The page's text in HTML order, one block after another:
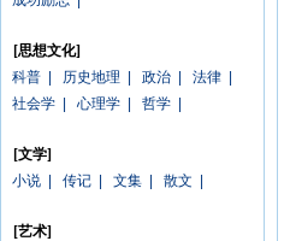
[思想文化]
科普
历史地理 政治 法律
社会学
心理学 哲学
[文学]
小说
传记 文集 散文
[艺术]